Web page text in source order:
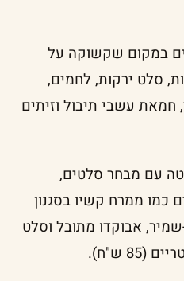
במקום שקשוקה על
סלט ירקות, לחמים,
עשבי תיבול וזיתים
עם מבחר סלטים,
כמו ממרח קשיו בסגנון
אבוקדו מתובל וסלט
ש"ח).